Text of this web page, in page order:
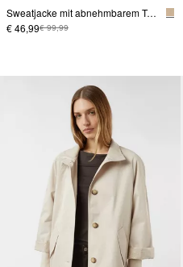
Sweatjacke mit abnehmbarem Taillengürtel
€ 46,99€ 99,99